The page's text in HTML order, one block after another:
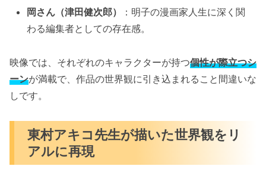
岡さん（津田健次郎）
：明子の漫画家人生に深く関
わる編集者としての存在感。
映像では、それぞれのキャラクターが持つ個性が際立つシ
ーンが満載で、作品の世界観に引き込まれること間違いな
しです。
東村アキコ先生が描いた世界観をリ
アルに再現